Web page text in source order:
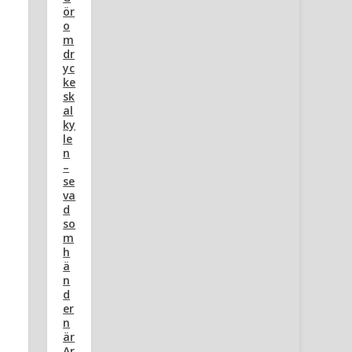
ör
o
m
dr
yc
ke
sk
al
ky
le
n
–
se
va
d
so
m
h
ä
n
d
er
n
är